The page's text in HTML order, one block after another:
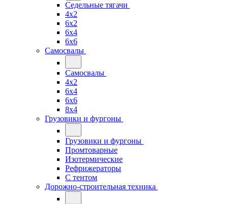
Седельные тягачи
4x2
6x2
6x4
6x6
Самосвалы
Самосвалы
4x2
6x4
6x6
8x4
Грузовики и фургоны
Грузовики и фургоны
Промтоварные
Изотермические
Рефрижераторы
С тентом
Дорожно-строительная техника